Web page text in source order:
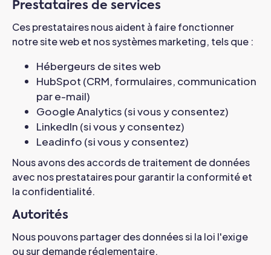
Prestataires de services
Ces prestataires nous aident à faire fonctionner
notre site web et nos systèmes marketing, tels que :
Hébergeurs de sites web
HubSpot (CRM, formulaires, communication
par e-mail)
Google Analytics (si vous y consentez)
LinkedIn (si vous y consentez)
Leadinfo (si vous y consentez)
Nous avons des accords de traitement de données
avec nos prestataires pour garantir la conformité et
la confidentialité.
Autorités
Nous pouvons partager des données si la loi l'exige
ou sur demande réglementaire.